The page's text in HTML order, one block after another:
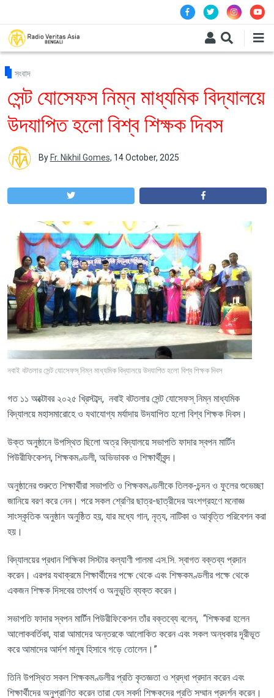
সংবাদ
সেন্ট যোসেফস নিম্ন মাধ্যমিক বিদ্যালয়ে
উদযাপিত হলো বিশ্ব শিক্ষক দিবস
By Fr. Nikhil Gomes, 14 October, 2025
নবাই বটতলার সেন্ট যোসেফস্ নিম্ন মাধ্যমিক বিদ্যালয়ে উদযাপিত হলো বিশ্ব শিক্ষক দিবস
গত ১১ অক্টোবর ২০২৫ খ্রিস্টাব্দ, নবাই বটতলার সেন্ট যোসেফস্ নিম্ন মাধ্যমিক
বিদ্যালয়ে মহাসমারোহে ও যথাযোগ্য মর্যাদায় উদযাপিত হলো বিশ্ব শিক্ষক দিবস।
উক্ত অনুষ্ঠানে উপস্থিত ছিলো অত্র বিদ্যালয়ে সভাপতি ফাদার স্বপন মার্টিন
পিউরীফিকেশন, শিক্ষকমণ্ডলী, অভিভাবক ও শিক্ষার্থীবৃন্দ।
অনুষ্ঠানের শুরুতে শিক্ষার্থীরা সভাপতি ও শিক্ষকমণ্ডলীকে তিলক-চন্দন ও ফুলের শুভেচ্ছা
জানিয়ে বরণ করে নেন। পরে সকল শ্রেণির ছাত্র-ছাত্রীদের অংশগ্রহণে মনোজ্ঞ
সাংস্কৃতিক অনুষ্ঠান অনুষ্ঠিত হয়, যার মধ্যে গান, নৃত্য, নাটিকা ও আবৃত্তি পরিবেশন করা
হয়।
বিদ্যালয়ের প্রধান শিক্ষিকা সিস্টার কল্যাণী পালমা এস.সি.স্বাগত বক্তব্য প্রদান
করেন। এরপর যথাক্রমে শিক্ষার্থীদের পক্ষে থেকে এবং শিক্ষকমণ্ডলীর পক্ষে থেকে
একজন শিক্ষক দিসবের তাৎপর্য ও অনুভূতি ব্যক্ত করেন।
সভাপতি ফাদার স্বপন মার্টিন পিউরীফিকেশন তাঁর বক্তব্যে বলেন, “শিক্ষকরা হলেন
আলোকবর্তিকা, যারা আমাদের অন্তরকে আলোকিত করেন এবং সকল অন্ধকার দূরীভূত
করে আমাদের আর্দশ মানুষ হিসাবে গড়ে তোলেন। ”
তিনি উপস্থিত সকল শিক্ষকমণ্ডলীর প্রতি কৃতজ্ঞতা ও শ্রদ্ধা প্রদান করেন এবং
শিক্ষার্থীদের অনুপ্রাণিত করেন তারা যেন সবর্দা শিক্ষকদের প্রতি সম্মান প্রদর্শন করেন।